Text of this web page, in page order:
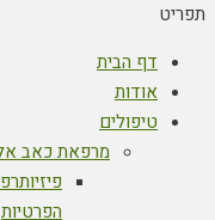
תפריט
דף הבית
אודות
טיפולים
מרפאת כאב
הפרטיות